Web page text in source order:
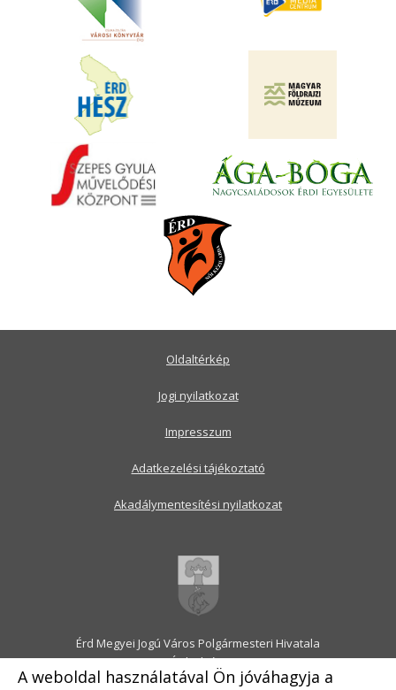
A weboldal használatával Ön jóváhagyja a
Érd Megyei Jogú Város Polgármesteri Hivatala
2030 Érd, Alsó utca 1.
Levélcím: 2031 Érd, Pf.: 31
Oldaltérkép
Jogi nyilatkozat
Impresszum
Adatkezelési tájékoztató
Akadálymentesítési nyilatkozat